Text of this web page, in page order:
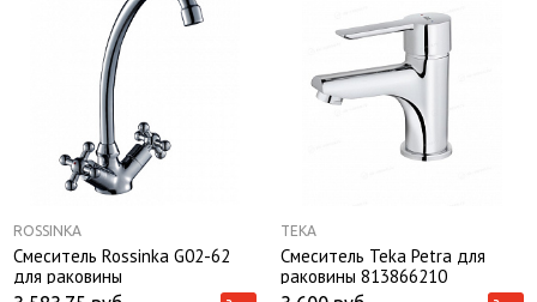
ROSSINKA
Смеситель Rossinka G02-62
для раковины
TEKA
Смеситель Teka Petra для
раковины 813866210